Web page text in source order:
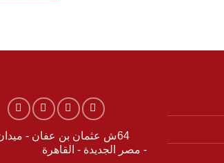
64ش عثمان بن عفان -
- مصر الجديدة - القاهرة